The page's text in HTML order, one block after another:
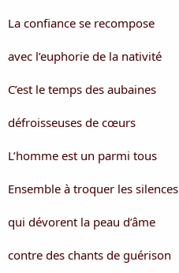
La confiance se recompose
avec l’euphorie de la nativité
C’est le temps des aubaines
défroisseuses de cœurs
L’homme est un parmi tous
Ensemble à troquer les silences
qui dévorent la peau d’âme
contre des chants de guérison